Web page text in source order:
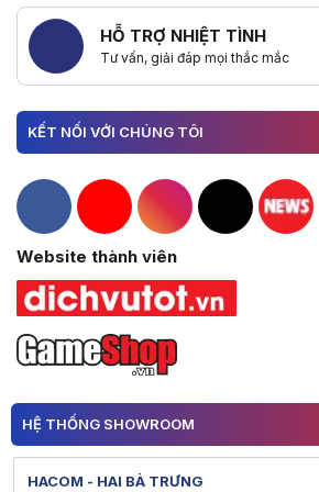
HỖ TRỢ NHIỆT TÌNH
Tư vấn, giải đáp mọi thắc mắc
KẾT NỐI VỚI CHÚNG TÔI
Hacom Facebook
Hacom YouTube
Hacom Instagram
Hacom
Website thành viên
HỆ THỐNG SHOWROOM
HACOM - HAI BÀ TRƯNG